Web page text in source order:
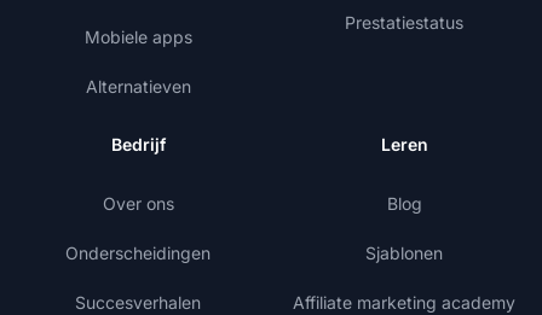
Mobiele apps
Alternatieven
Prestatiestatus
Bedrijf
Over ons
Onderscheidingen
Succesverhalen
Leren
Blog
Sjablonen
Affiliate marketing academy